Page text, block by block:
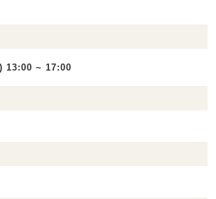
13:00 ~ 17:00